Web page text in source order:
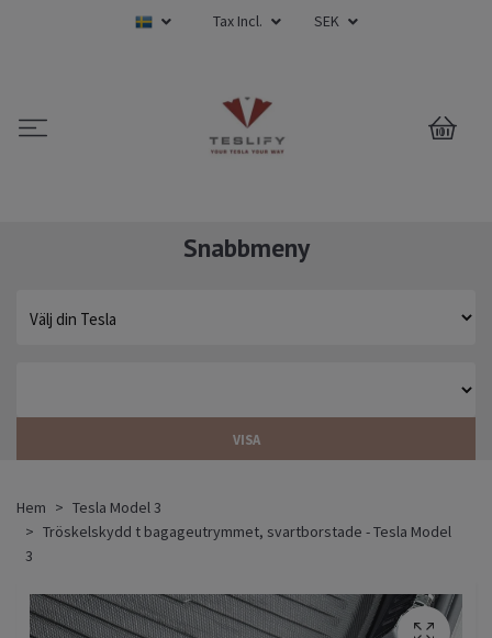
Tax Incl. SEK
0
Snabbmeny
VISA
Hem
Tesla Model 3
Tröskelskydd t bagageutrymmet, svartborstade - Tesla Model
3